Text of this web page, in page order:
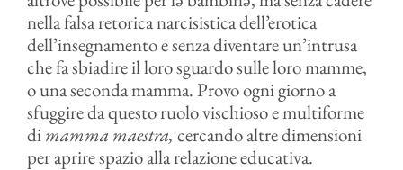
nella falsa retorica narcisistica dell’erotica
dell’insegnamento e senza diventare un’intrusa
che fa sbiadire il loro sguardo sulle loro mamme,
o una seconda mamma. Provo ogni giorno a
sfuggire da questo ruolo vischioso e multiforme
dimamma maestra, cercando altre dimensioni
per aprire spazio alla relazione educativa.